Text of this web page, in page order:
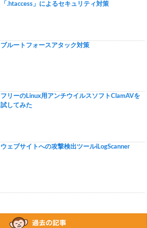
「.htaccess」によるセキュリティ対策
ブルートフォースアタック対策
フリーのLinux用アンチウイルスソフトClamAVを
試してみた
ウェブサイトへの攻撃検出ツールiLogScanner